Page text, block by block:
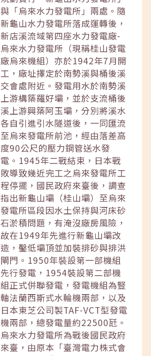
與「烏來水力發電所」兩處。隨
新龜山水力發電所落成運轉後，
新店溪流域第四座水力發電廠-
烏來水力發電所（現稱桂山發電
廠烏來機組）亦於1942年7月開
工，廠址擇定於南勢溪與桶後溪
交會處附近。發電用水於南勢溪
上游構築羅好壩，並於支流桶後
溪上游興築阿玉壩，分別將溪水
各自引進引水隧道後，一同匯流
至烏來發電所前池，經由落差高
度90公尺的壓力鋼管送水發
電。1945年二戰結束，日本戰
敗導致幾近完工之烏來發電所工
程停擺，國民政府來臺後，調查
指出新龜山壩（桂山壩）至烏來
發電所區段因水土保持與河床砂
石淤積問題，有淹沒廠房風險，
故在1949年先進行新龜山壩改
造，鑿低壩頂並加裝排砂與排洪
閘門。1950年裝設第一部機組
先行發電，1954裝設第二部機
組正式併聯發電，發電機組為豎
軸法蘭西斯式水輪機兩部，以及
日本東芝公司製TAF-VCT型發電
機兩部，總發電量約22500瓩。
烏來水力發電所為戰後國民政府
來臺，由原本「臺灣電力株式會